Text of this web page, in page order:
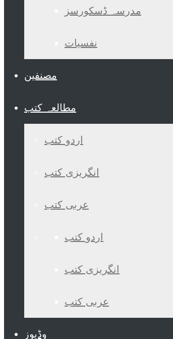
مدرسہ ڈسکورسز
نفسیات
مصنفین
مطالعہ کتب
اردو کتب
انگریزی کتب
عربی کتب
اردو کتب
انگریزی کتب
عربی کتب
وڈیوز